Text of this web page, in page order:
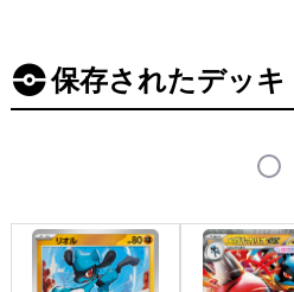
保存されたデッキ